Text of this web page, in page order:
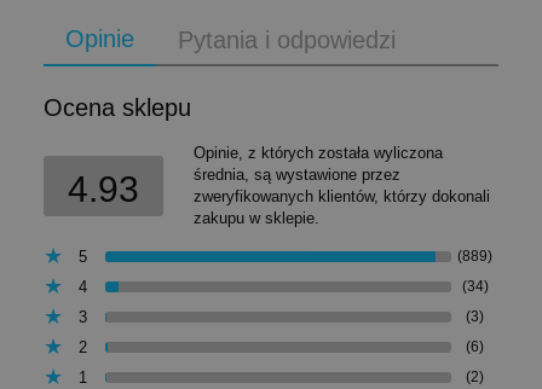
Opinie Pytania i odpowiedzi
Ocena sklepu
4.93
Opinie, z których została wyliczona
średnia, są wystawione przez
zweryfikowanych klientów, którzy dokonali
zakupu w sklepie.
5 (889)
4 (34)
3 (3)
2 (6)
1 (2)